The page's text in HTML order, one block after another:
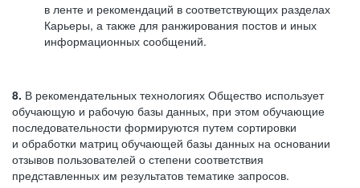
в ленте и рекомендаций в соответствующих разделах
Карьеры, а также для ранжирования постов и иных
информационных сообщений.
8. В рекомендательных технологиях Общество использует
обучающую и рабочую базы данных, при этом обучающие
последовательности формируются путем сортировки
и обработки матриц обучающей базы данных на основании
отзывов пользователей о степени соответствия
представленных им результатов тематике запросов.